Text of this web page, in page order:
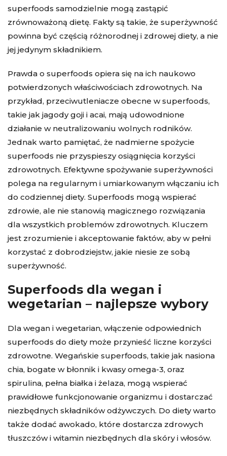
superfoods samodzielnie mogą zastąpić
zrównoważoną dietę. Fakty są takie, że superżywność
powinna być częścią różnorodnej i zdrowej diety, a nie
jej jedynym składnikiem.
Prawda o superfoods opiera się na ich naukowo
potwierdzonych właściwościach zdrowotnych. Na
przykład, przeciwutleniacze obecne w superfoods,
takie jak jagody goji i acai, mają udowodnione
działanie w neutralizowaniu wolnych rodników.
Jednak warto pamiętać, że nadmierne spożycie
superfoods nie przyspieszy osiągnięcia korzyści
zdrowotnych. Efektywne spożywanie superżywności
polega na regularnym i umiarkowanym włączaniu ich
do codziennej diety. Superfoods mogą wspierać
zdrowie, ale nie stanowią magicznego rozwiązania
dla wszystkich problemów zdrowotnych. Kluczem
jest zrozumienie i akceptowanie faktów, aby w pełni
korzystać z dobrodziejstw, jakie niesie ze sobą
superżywność.
Superfoods dla wegan i
wegetarian – najlepsze wybory
Dla wegan i wegetarian, włączenie odpowiednich
superfoods do diety może przynieść liczne korzyści
zdrowotne. Wegańskie superfoods, takie jak nasiona
chia, bogate w błonnik i kwasy omega-3, oraz
spirulina, pełna białka i żelaza, mogą wspierać
prawidłowe funkcjonowanie organizmu i dostarczać
niezbędnych składników odżywczych. Do diety warto
także dodać awokado, które dostarcza zdrowych
tłuszczów i witamin niezbędnych dla skóry i włosów.